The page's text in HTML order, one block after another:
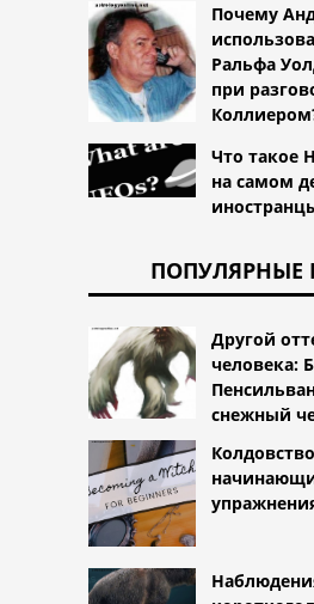
Почему
Ральфа
при
Что такое
на самом
ПОПУЛЯРНЫЕ
Другой
человека:
снежный